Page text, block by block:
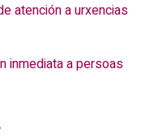
atención a urxencias
inmediata a persoas